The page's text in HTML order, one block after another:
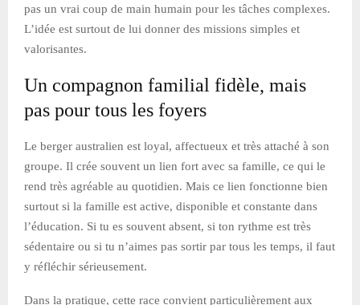
pas un vrai coup de main humain pour les tâches complexes.
L’idée est surtout de lui donner des missions simples et
valorisantes.
Un compagnon familial fidèle, mais
pas pour tous les foyers
Le berger australien est loyal, affectueux et très attaché à son
groupe. Il crée souvent un lien fort avec sa famille, ce qui le
rend très agréable au quotidien. Mais ce lien fonctionne bien
surtout si la famille est active, disponible et constante dans
l’éducation. Si tu es souvent absent, si ton rythme est très
sédentaire ou si tu n’aimes pas sortir par tous les temps, il faut
y réfléchir sérieusement.
Dans la pratique, cette race convient particulièrement aux